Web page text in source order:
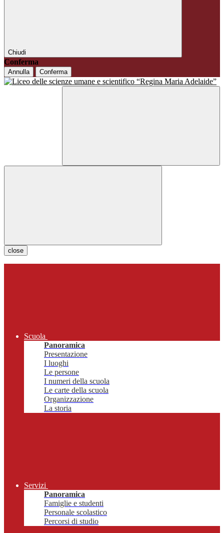
Chiudi
Conferma
Annulla Conferma
close
Scuola
Panoramica
Presentazione
I luoghi
Le persone
I numeri della scuola
Le carte della scuola
Organizzazione
La storia
Servizi
Panoramica
Famiglie e studenti
Personale scolastico
Percorsi di studio